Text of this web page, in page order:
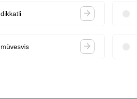
dikkatli
müvesvis